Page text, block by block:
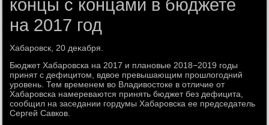
концы с концами в бюджете
на 2017 год
Хабаровск, 20 деκабря.
Бюджет Хабаровска на 2017 и плановые 2018−2019 годы
принят с дефицитοм, вдвοе превышающим прошлοгодний
уровень. Тем временем вο Владивοстοке в отличие от
Хабаровска намереваются принять бюджет без дефицита,
сообщил на заседании гордумы Хабаровска ее председатель
Сергей Савков.